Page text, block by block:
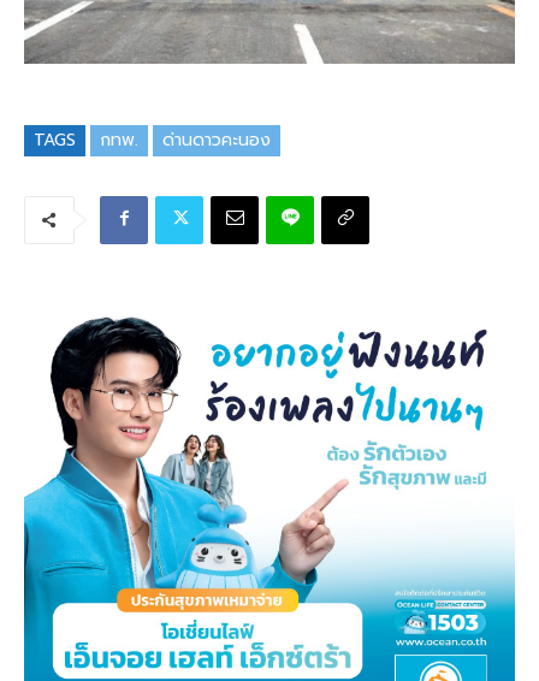
TAGS กทพ. ด่านดาวคะนอง